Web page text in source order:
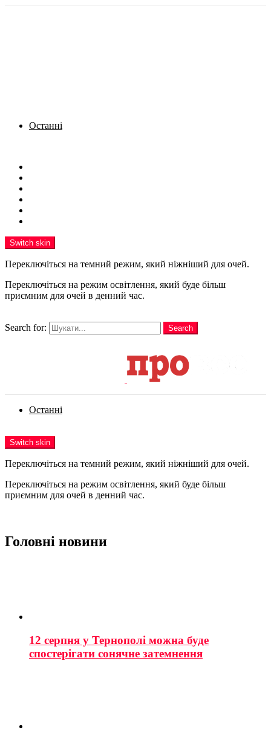
Останні
Switch skin
Переключіться на темний режим, який ніжніший для очей.
Переключіться на режим освітлення, який буде більш
приємним для очей в денний час.
Search for:
Search
Останні
Switch skin
Переключіться на темний режим, який ніжніший для очей.
Переключіться на режим освітлення, який буде більш
приємним для очей в денний час.
Головні новини
12 серпня у Тернополі можна буде
спостерігати сонячне затемнення